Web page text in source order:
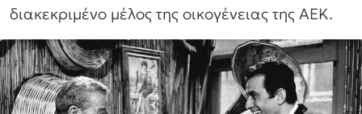
διακεκριμένο μέλος της οικογένειας της ΑΕΚ.